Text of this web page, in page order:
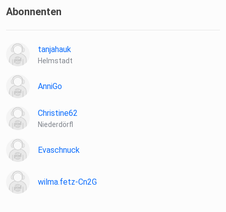
Abonnenten
tanjahauk
Helmstadt
AnniGo
Christine62
Niederdörfl
Evaschnuck
wilma.fetz-Cn2G